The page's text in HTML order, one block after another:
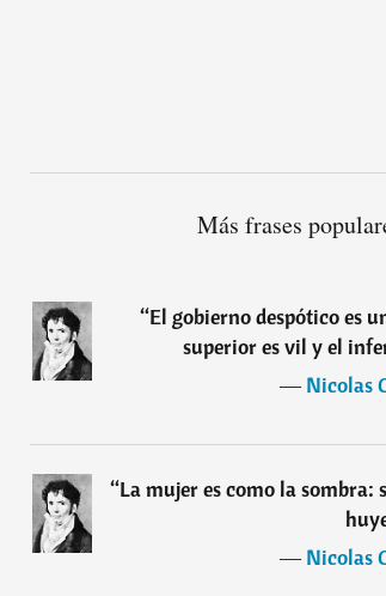
Más frases
“El gobierno despótico es
superior es vil y el
―Nicolas
“La mujer es como la sombra:
―Nicolas